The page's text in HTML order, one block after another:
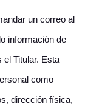
un correo al
información de
el Titular. Esta
como
dirección física,